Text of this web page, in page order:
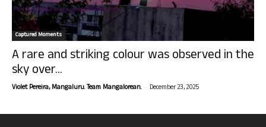
Captured Moments
A rare and striking colour was observed in the
sky over...
Violet Pereira, Mangaluru. Team Mangalorean. - December 23, 2025